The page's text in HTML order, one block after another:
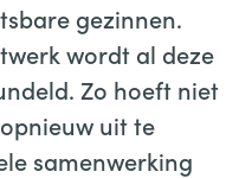
gezinnen.
wordt al deze
Zo hoeft niet
uit te
samenwerking